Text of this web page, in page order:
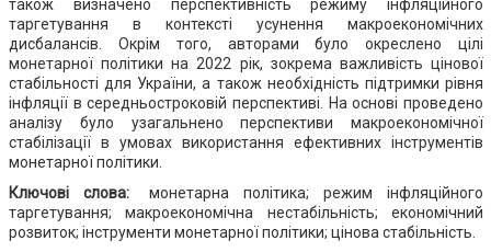
також визначено перспективність режиму інфляційного
таргетування в контексті усунення макроекономічних
дисбалансів. Окрім того, авторами було окреслено цілі
монетарної політики на 2022 рік, зокрема важливість цінової
стабільності для України, а також необхідність підтримки рівня
інфляції в середньостроковій перспективі. На основі проведено
аналізу було узагальнено перспективи макроекономічної
стабілізації в умовах використання ефективних інструментів
монетарної політики.
Ключові слова:
монетарна політика; режим інфляційного
таргетування; макроекономічна нестабільність; економічний
розвиток; інструменти монетарної політики; цінова стабільність.